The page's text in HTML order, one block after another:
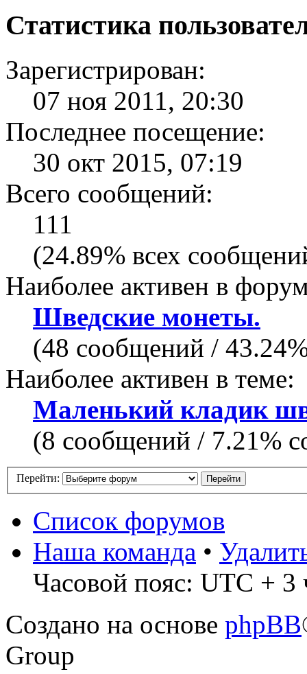
Статистика
Зарегистрирован:
07 ноя 2011, 20:30
Последнее посещение:
30 окт 2015, 07:19
Всего сообщений:
111
(24.89% всех
Наиболее активен в
Шведские монеты.
(48 сообщений /
Наиболее активен в теме:
Маленький кладик
(8 сообщений / 7.21%
Перейти:
Список форумов
Наша команда •
Часовой пояс: UTC + 3
Создано на основе phpBB
Group